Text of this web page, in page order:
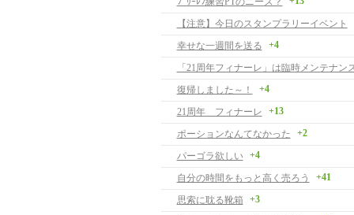
【注意】今日のスタンプラリーイベント
幸せな一週間を送る +4
「21周年フィナーレ」は臨時メンテナン
復帰しました～！
+4
21周年 フィナーレ +13
ポーションなんてなかった +2
パーゴラ欲しい +4
自分の時間をもっと高く売ろう +41
思索に耽る靴箱 +3